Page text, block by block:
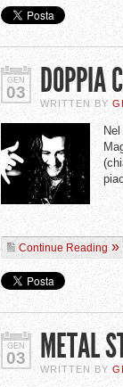
GEN
03 DOPPIA
WRITTEN BY
Continue Reading
GEN
03 METAL
WRITTEN BY